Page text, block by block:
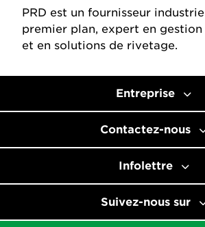
PRD est un fournisseur
premier plan, expert en
et en solutions de rivetage.
Entreprise
Contactez-nous
Infolettre
Suivez-nous sur